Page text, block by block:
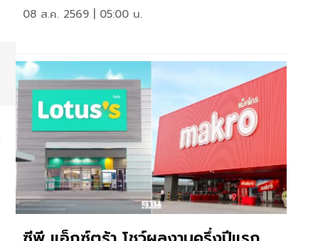
08 ส.ค. 2569 | 05:00 น.